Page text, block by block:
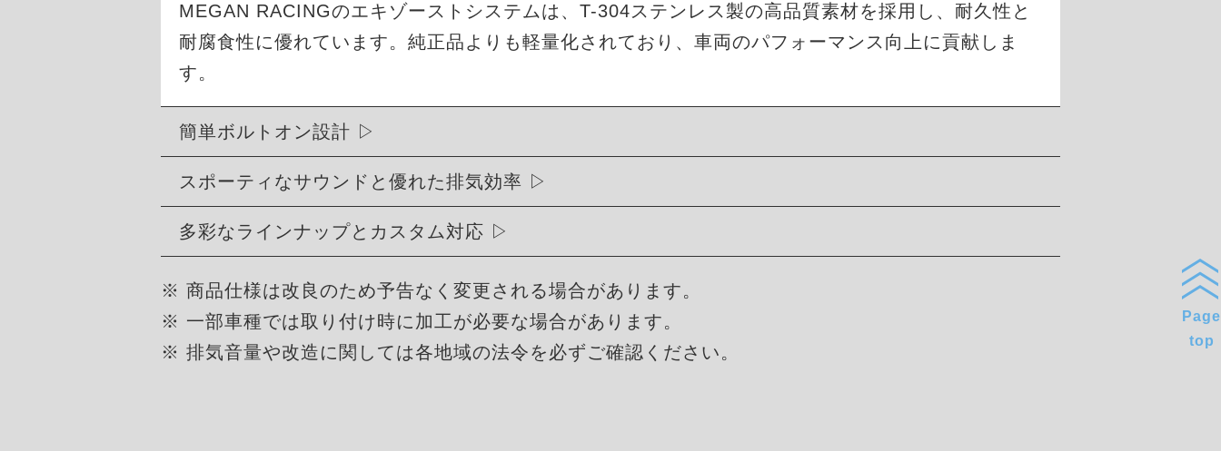
MEGAN RACINGのエキゾーストシステムは、T-304ステンレス製の高品質素材を採用し、耐久性と
耐腐食性に優れています。純正品よりも軽量化されており、車両のパフォーマンス向上に貢献しま
す。
簡単ボルトオン設計
スポーティなサウンドと優れた排気効率
多彩なラインナップとカスタム対応
※ 商品仕様は改良のため予告なく変更される場合があります。
※ 一部車種では取り付け時に加工が必要な場合があります。
※ 排気音量や改造に関しては各地域の法令を必ずご確認ください。
Page
top